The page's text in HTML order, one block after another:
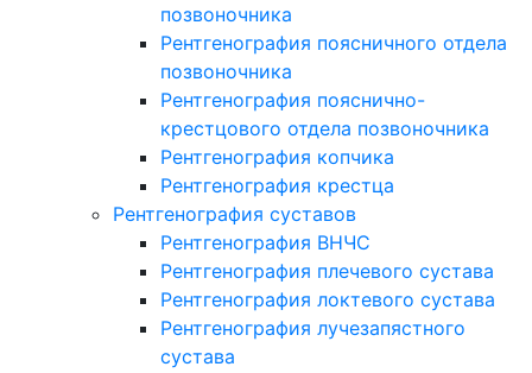
позвоночника
Рентгенография поясничного отдела
позвоночника
Рентгенография пояснично-
крестцового отдела позвоночника
Рентгенография копчика
Рентгенография крестца
Рентгенография суставов
Рентгенография ВНЧС
Рентгенография плечевого сустава
Рентгенография локтевого сустава
Рентгенография лучезапястного
сустава